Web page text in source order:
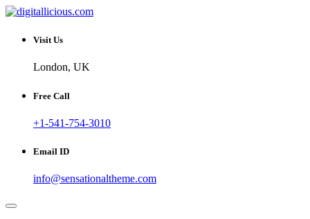
Skip
content
digitallicious.com
Sharing Digital Information
Visit Us
London, UK
Free Call
+1-541-754-3010
Email ID
info@sensationaltheme.com